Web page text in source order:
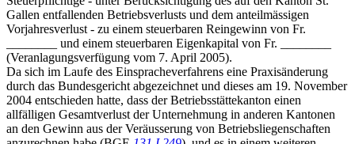
Gallen entfallenden Betriebsverlusts und dem anteilmässigen
Vorjahresverlust - zu einem steuerbaren Reingewinn von Fr.
________ und einem steuerbaren Eigenkapital von Fr. ________
(Veranlagungsverfügung vom 7. April 2005).
Da sich im Laufe des Einspracheverfahrens eine Praxisänderung
durch das Bundesgericht abgezeichnet und dieses am 19. November
2004 entschieden hatte, dass der Betriebsstättekanton einen
allfälligen Gesamtverlust der Unternehmung in anderen Kantonen
an den Gewinn aus der Veräusserung von Betriebsliegenschaften